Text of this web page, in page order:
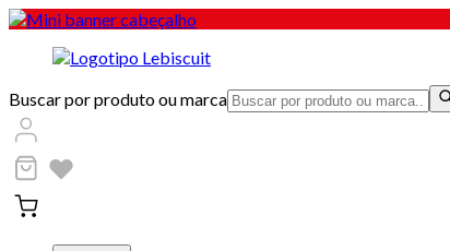
Buscar por produto ou marca